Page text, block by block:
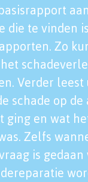
die te vinden
Zo
Verder
schade op de
ging en wat
Zelfs
is gedaan